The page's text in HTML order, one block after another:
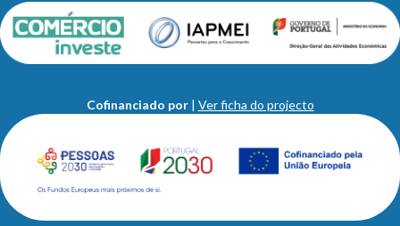
Cofinanciado por | Ver ficha do projecto